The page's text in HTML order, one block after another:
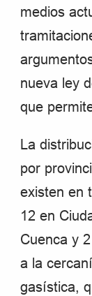
medios
nueva ley
que
La
por
existen en
12 en
Cuenca y
a la
gasística,